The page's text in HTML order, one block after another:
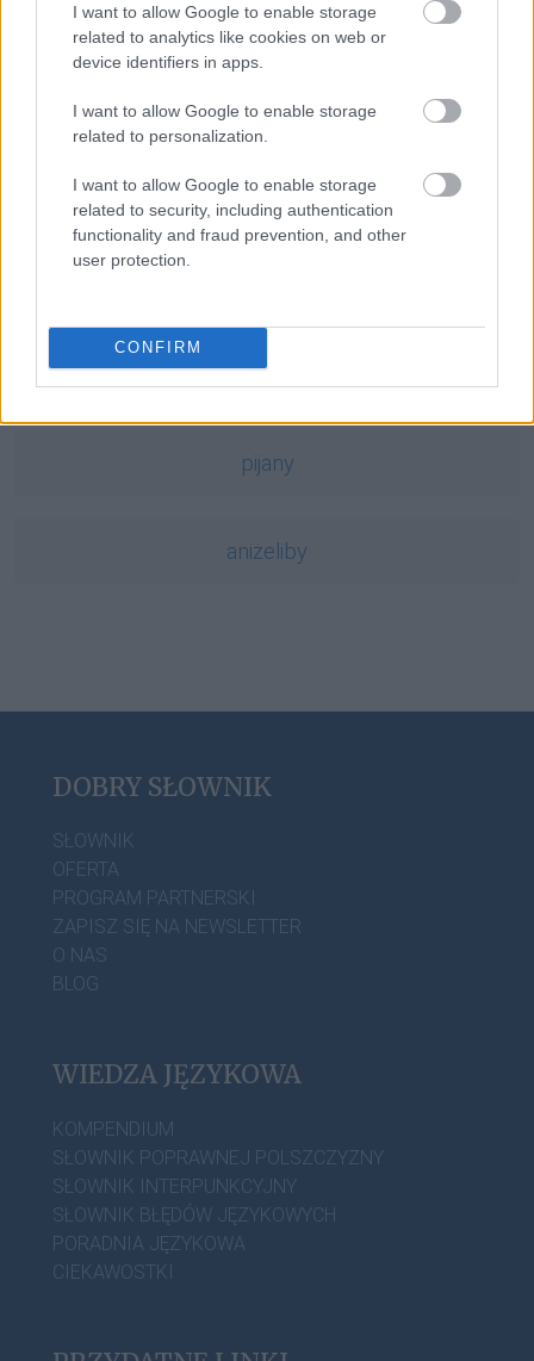
I want to allow Google to enable storage
related to analytics like cookies on web or
device identifiers in apps.
I want to allow Google to enable storage
related to personalization.
I want to allow Google to enable storage
related to security, including authentication
functionality and fraud prevention, and other
user protection.
CONFIRM
zzuć
cyrylica
Kirgistan
wymowa
pijany
aniżeliby
DOBRY SŁOWNIK
SŁOWNIK
OFERTA
PROGRAM PARTNERSKI
ZAPISZ SIĘ NA NEWSLETTER
O NAS
BLOG
WIEDZA JĘZYKOWA
KOMPENDIUM
SŁOWNIK POPRAWNEJ POLSZCZYZNY
SŁOWNIK INTERPUNKCYJNY
SŁOWNIK BŁĘDÓW JĘZYKOWYCH
PORADNIA JĘZYKOWA
CIEKAWOSTKI